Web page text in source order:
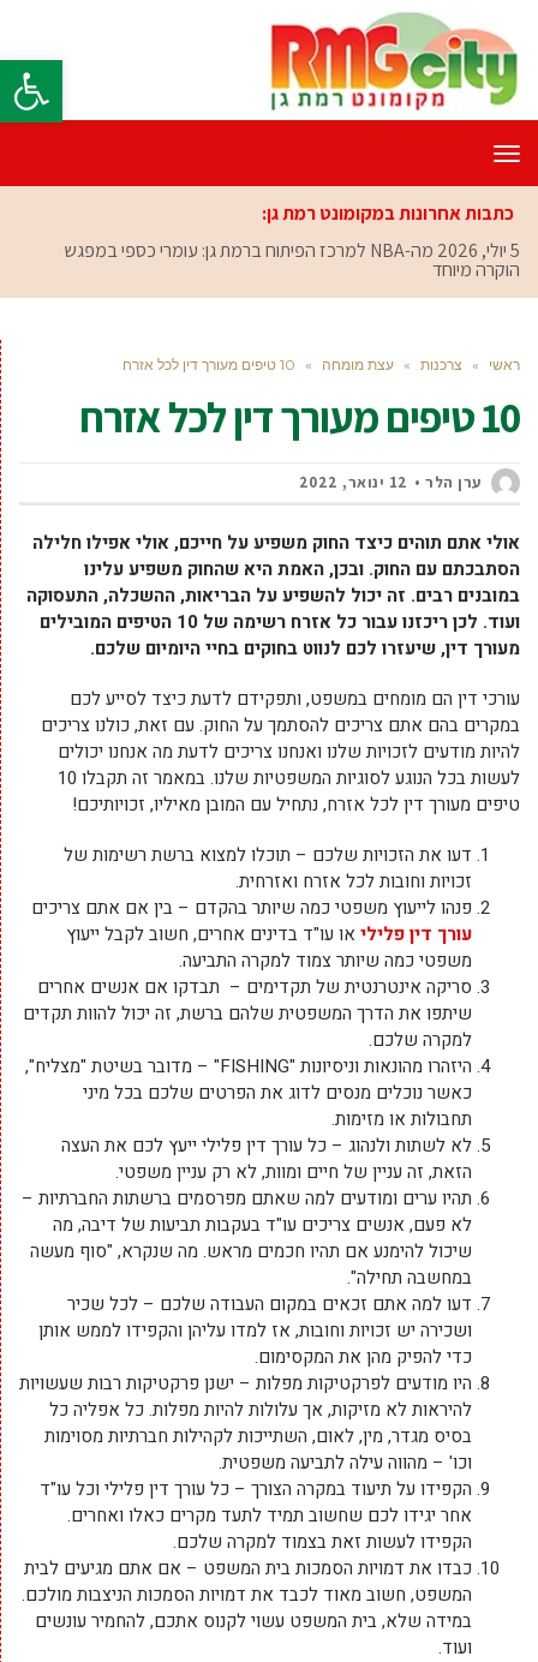
פתח
תפריט
כתבות אחרונות במקומונט רמת גן:
5 יולי, 2026
מה-NBA למרכז הפיתוח ברמת גן: עומרי כספי במפגש
הוקרה מיוחד
ראשי » צרכנות » עצת מומחה » 10 טיפים מעורך דין לכל אזרח
10 טיפים מעורך דין לכל אזרח
ערן הלר 12 ינואר, 2022
אולי אתם תוהים כיצד החוק משפיע על חייכם, אולי אפילו חלילה
הסתבכתם עם החוק. ובכן, האמת היא שהחוק משפיע עלינו
במובנים רבים. זה יכול להשפיע על הבריאות, ההשכלה, התעסוקה
ועוד. לכן ריכזנו עבור כל אזרח רשימה של 10 הטיפים המובילים
מעורך דין, שיעזרו לכם לנווט בחוקים בחיי היומיום שלכם.
עורכי דין הם מומחים במשפט, ותפקידם לדעת כיצד לסייע לכם
במקרים בהם אתם צריכים להסתמך על החוק. עם זאת, כולנו צריכים
להיות מודעים לזכויות שלנו ואנחנו צריכים לדעת מה אנחנו יכולים
לעשות בכל הנוגע לסוגיות המשפטיות שלנו. במאמר זה תקבלו 10
טיפים מעורך דין לכל אזרח, נתחיל עם המובן מאיליו, זכויותיכם!
דעו את הזכויות שלכם – תוכלו למצוא ברשת רשימות של
זכויות וחובות לכל אזרח ואזרחית.
פנהו לייעוץ משפטי כמה שיותר בהקדם – בין אם אתם צריכים
עורך דין פלילי או עו"ד בדינים אחרים, חשוב לקבל ייעוץ
משפטי כמה שיותר צמוד למקרה התביעה.
סריקה אינטרנטית של תקדימים – תבדקו אם אנשים אחרים
שיתפו את הדרך המשפטית שלהם ברשת, זה יכול להוות תקדים
למקרה שלכם.
היזהרו מהונאות וניסיונות "FISHING" – מדובר בשיטת "מצליח",
כאשר נוכלים מנסים לדוג את הפרטים שלכם בכל מיני
תחבולות או מזימות.
לא לשתות ולנהוג – כל עורך דין פלילי ייעץ לכם את העצה
הזאת, זה עניין של חיים ומוות, לא רק עניין משפטי.
תהיו ערים ומודעים למה שאתם מפרסמים ברשתות החברתיות –
לא פעם, אנשים צריכים עו"ד בעקבות תביעות של דיבה, מה
שיכול להימנע אם תהיו חכמים מראש. מה שנקרא, "סוף מעשה
במחשבה תחילה".
דעו למה אתם זכאים במקום העבודה שלכם – לכל שכיר
ושכירה יש זכויות וחובות, אז למדו עליהן והקפידו לממש אותן
כדי להפיק מהן את המקסימום.
היו מודעים לפרקטיקות מפלות – ישנן פרקטיקות רבות שעשויות
להיראות לא מזיקות, אך עלולות להיות מפלות. כל אפליה כל
בסיס מגדר, מין, לאום, השתייכות לקהילות חברתיות מסוימות
וכו' – מהווה עילה לתביעה משפטית.
הקפידו על תיעוד במקרה הצורך – כל עורך דין פלילי וכל עו"ד
אחר יגידו לכם שחשוב תמיד לתעד מקרים כאלו ואחרים.
הקפידו לעשות זאת בצמוד למקרה שלכם.
כבדו את דמויות הסמכות בית המשפט – אם אתם מגיעים לבית
המשפט, חשוב מאוד לכבד את דמויות הסמכות הניצבות מולכם.
במידה שלא, בית המשפט עשוי לקנוס אתכם, להחמיר עונשים
ועוד.